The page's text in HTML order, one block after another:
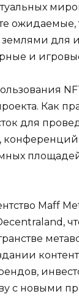
ожидаемые,
землями для
и
Как
для
Maff
с новыми